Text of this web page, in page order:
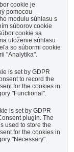
cookie je
pomocou
modulu súhlasu s
súborov cookie
cookie sa
uloženie súhlasu
so súbormi cookie
"Analytika".
is set by GDPR
to record the
for the cookies in
"Functional".
is set by GDPR
plugin. The
used to store the
for the cookies in
"Necessary".